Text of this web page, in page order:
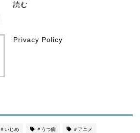
読む
Privacy Policy
＃いじめ ＃うつ病 ＃アニメ